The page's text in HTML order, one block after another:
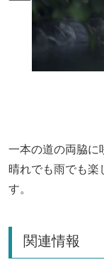
一本の道の両脇に
晴れでも雨でも楽
す。
関連情報